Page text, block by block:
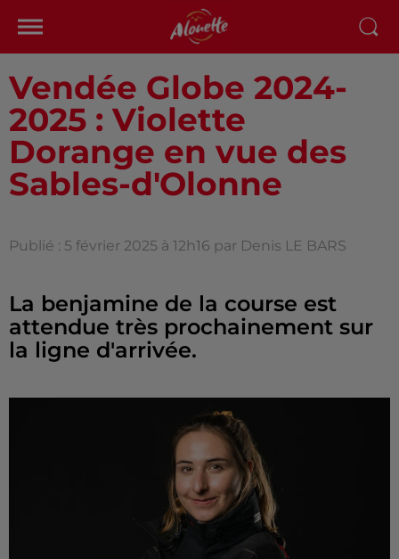
Vendée Globe 2024-
2025 : Violette
Dorange en vue des
Sables-d'Olonne
Publié : 5 février 2025 à 12h16 par Denis LE BARS
La benjamine de la course est
attendue très prochainement sur
la ligne d'arrivée.